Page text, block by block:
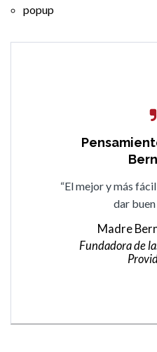
popup
“El mejor y más
dar
Madre
Fundadora de
“Todo lo que no se
buena voluntad en
deberes […] vamos
paso
Madre